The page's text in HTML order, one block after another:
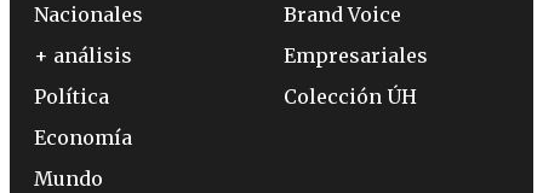
Nacionales
+ análisis
Política
Economía
Mundo
Brand Voice
Empresariales
Colección ÚH